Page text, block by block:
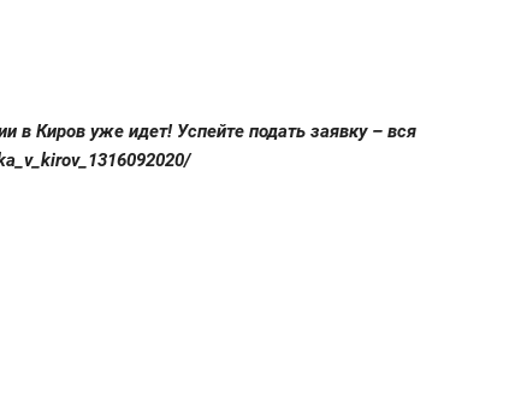
в Киров уже идет! Успейте подать заявку – вся